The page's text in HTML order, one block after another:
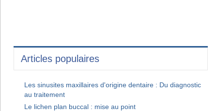
Articles populaires
Les sinusites maxillaires d'origine dentaire : Du diagnostic
au traitement
Le lichen plan buccal : mise au point